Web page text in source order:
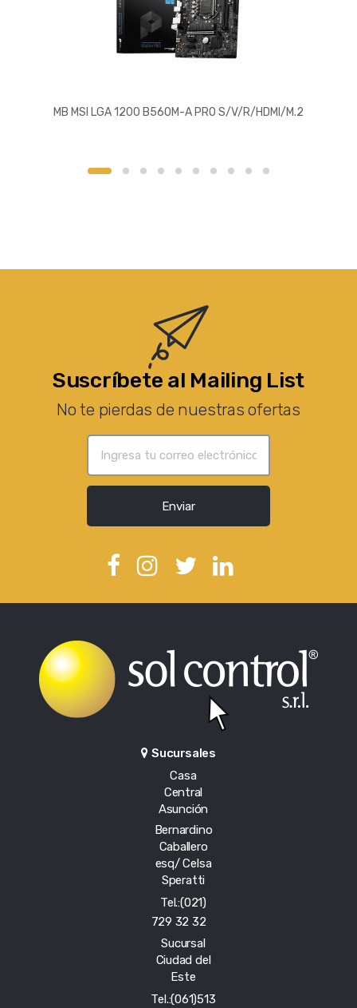
MB MSI LGA 1200 B560M-A PRO S/V/R/HDMI/M.2
Suscríbete al Mailing List
No te pierdas de nuestras ofertas
Enviar
Sucursales
Casa
Central
Asunción
Bernardino
Caballero
esq/ Celsa
Speratti
Tel.:(021)
729 32 32
Sucursal
Ciudad del
Este
Tel.:(061)513